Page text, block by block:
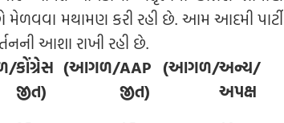
મેળવવા મથામણ કરી રહી છે. આમ આદમી પાર્ટી
આશા રાખી રહી છે.
કોંગ્રેસ (આગળ/
જીત)
AAP (આગળ/
જીત)
અન્ય/
અપક્ષ